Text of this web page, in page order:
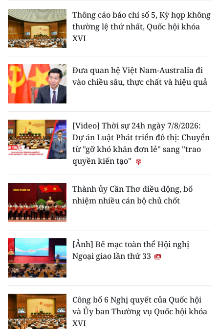
Thông cáo báo chí số 5, Kỳ họp không
thường lệ thứ nhất, Quốc hội khóa
XVI
Đưa quan hệ Việt Nam-Australia đi
vào chiều sâu, thực chất và hiệu quả
[Video] Thời sự 24h ngày 7/8/2026:
Dự án Luật Phát triển đô thị: Chuyển
từ "gỡ khó khăn đơn lẻ" sang "trao
quyền kiến tạo"
Thành ủy Cần Thơ điều động, bổ
nhiệm nhiều cán bộ chủ chốt
[Ảnh] Bế mạc toàn thể Hội nghị
Ngoại giao lần thứ 33
Công bố 6 Nghị quyết của Quốc hội
và Ủy ban Thường vụ Quốc hội khóa
XVI